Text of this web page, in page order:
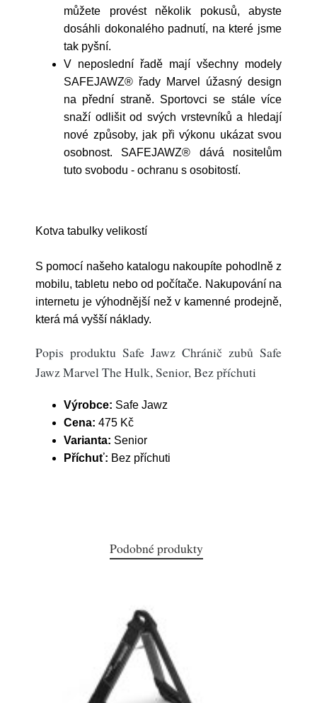
můžete provést několik pokusů, abyste
dosáhli dokonalého padnutí, na které jsme
tak pyšní.
V neposlední řadě mají všechny modely
SAFEJAWZ® řady Marvel úžasný design
na přední straně. Sportovci se stále více
snaží odlišit od svých vrstevníků a hledají
nové způsoby, jak při výkonu ukázat svou
osobnost. SAFEJAWZ® dává nositelům
tuto svobodu - ochranu s osobitostí.
Kotva tabulky velikostí
S pomocí našeho katalogu nakoupíte pohodlně z
mobilu, tabletu nebo od počítače. Nakupování na
internetu je výhodnější než v kamenné prodejně,
která má vyšší náklady.
Popis produktu Safe Jawz Chránič zubů Safe
Jawz Marvel The Hulk, Senior, Bez příchuti
Výrobce: Safe Jawz
Cena: 475 Kč
Varianta: Senior
Příchuť: Bez příchuti
Podobné produkty